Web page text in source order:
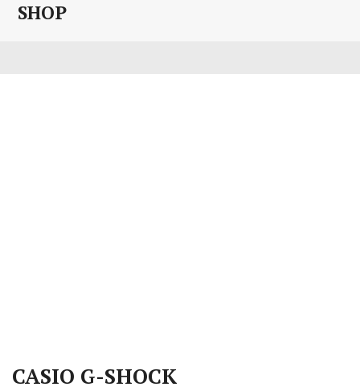
SHOP
CASIO G-SHOCK